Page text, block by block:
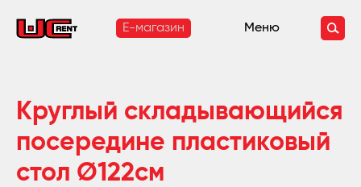
E-магазин Меню
Круглый складывающийся
посередине пластиковый
стол Ø122см